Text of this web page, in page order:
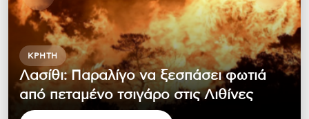
ΚΡΉΤΗ
Λασίθι: Παραλίγο να ξεσπάσει φωτιά
από πεταμένο τσιγάρο στις Λιθίνες